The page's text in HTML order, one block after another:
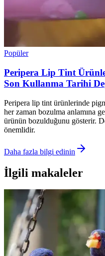
Popüler
Peripera Lip Tint
Son Kullanma Tarihi
Peripera lip tint ürünlerinde
her zaman bozulma anlamına
ürünün bozulduğunu gösterir.
önemlidir.
Daha fazla bilgi edinin
İlgili makaleler